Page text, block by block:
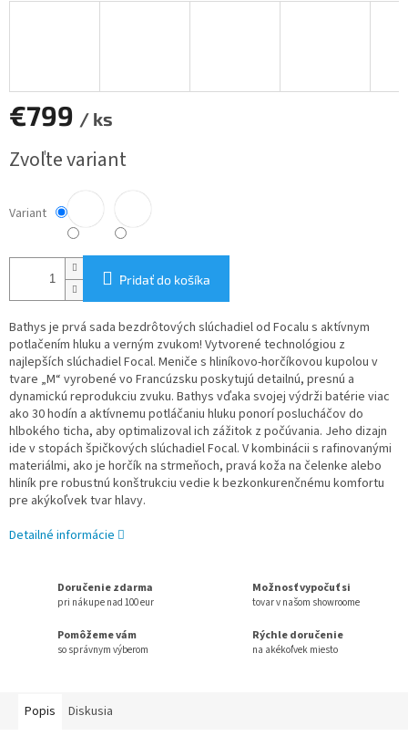
€799 / ks
cena:
Zvoľte variant
Variant
Pridať do košíka
Bathys je prvá sada bezdrôtových slúchadiel od Focalu s aktívnym
potlačením hluku a verným zvukom! Vytvorené technológiou z
najlepších slúchadiel Focal. Meniče s hliníkovo-horčíkovou kupolou v
tvare „M“ vyrobené vo Francúzsku poskytujú detailnú, presnú a
dynamickú reprodukciu zvuku. Bathys vďaka svojej výdrži batérie viac
ako 30 hodín a aktívnemu potláčaniu hluku ponorí poslucháčov do
hlbokého ticha, aby optimalizoval ich zážitok z počúvania. Jeho dizajn
ide v stopách špičkových slúchadiel Focal. V kombinácii s rafinovanými
materiálmi, ako je horčík na strmeňoch, pravá koža na čelenke alebo
hliník pre robustnú konštrukciu vedie k bezkonkurenčnému komfortu
pre akýkoľvek tvar hlavy.
Detailné informácie
Doručenie zdarma
pri nákupe nad 100 eur
Možnosť vypočuť si
tovar v našom showroome
Pomôžeme vám
so správnym výberom
Rýchle doručenie
na akékoľvek miesto
Popis Diskusia